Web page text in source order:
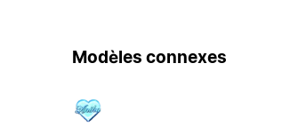
Modèles connexes